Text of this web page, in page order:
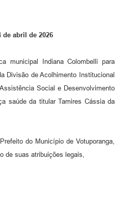
de abril de 2026
municipal Indiana Colombelli para
Divisão de Acolhimento Institucional
Social e Desenvolvimento
saúde da titular Tamires Cássia da
do Município de Votuporanga,
de suas atribuições legais,